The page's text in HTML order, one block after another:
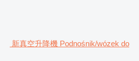
新真空升降機 Podnośnik/wózek do